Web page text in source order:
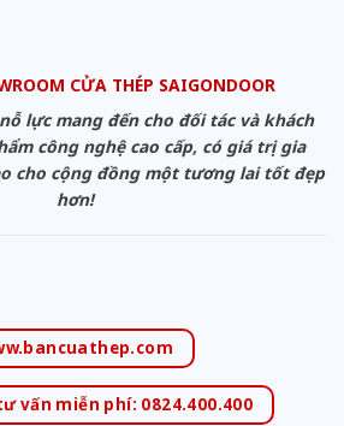
CỬA THÉP SAIGONDOOR
lực mang đến cho đối tác và khách
công nghệ cao cấp, có giá trị gia
cho cộng đồng một tương lai tốt đẹp
hơn!
vấn miễn phí: 0824.400.400